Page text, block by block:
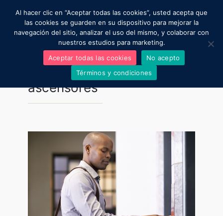
Moviendo al mundo
Regístrate aquí para una asesoría gratuita
Resultados para:Evolución
ascensores
Al hacer clic en “Aceptar todas las cookies”, usted acepta que
las cookies se guarden en su dispositivo para mejorar la
navegación del sitio, analizar el uso del mismo, y colaborar con
nuestros estudios para marketing.
Aceptar todas las cookies
No acepto
Términos y condiciones